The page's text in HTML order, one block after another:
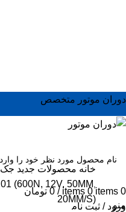
دوران موتور متخصص
0
items 0items
/
0 تومان
ورود / ثبت نام
SEARCH
منو
خانه محصولات جدید جک
(600N, 12V, 50MM,
20MM/S)